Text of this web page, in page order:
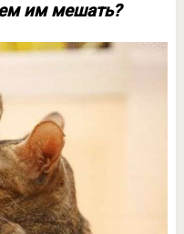
им мешать?